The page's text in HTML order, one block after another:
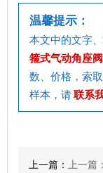
温馨提示：
本文中的文字
箍式气动角座阀
数、价格，索取
样本，请联系
上一篇：上一篇